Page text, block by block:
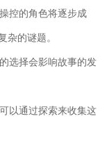
控的角色将逐步成
杂的谜题。
选择会影响故事的发
以通过探索来收集这